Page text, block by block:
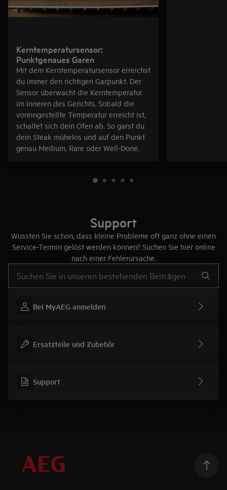
Kerntemperatursensor:
Punktgenaues Garen
Mit dem Kerntemperatursensor erreichst
du immer den richtigen Garpunkt. Der
Sensor überwacht die Kerntemperatur
im Inneren des Gerichts. Sobald die
voreingestellte Temperatur erreicht ist,
schaltet sich dein Ofen ab. So garst du
dein Steak mühelos und auf den Punkt
genau Medium, Rare oder Well-Done.
Support
Wussten Sie schon, dass kleine Probleme oft ganz ohne einen
Service-Termin gelöst werden können? Suchen Sie hier online
nach einer Fehlerursache.
Bei MyAEG anmelden
Ersatzteile und Zubehör
Support